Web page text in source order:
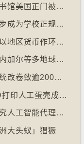
【十万八千里】美加边境跨国图书馆美国正门被禁另开「加拿大」门
【十万八千里】泰国推动电竞逐步成为学校正规课程
【十万八千里】德国巴伐利亚州以地区货币作环保金融工具
【十万八千里】世界杯伊朗、塞内加尔等多地球迷入境美国极有可能被拒绝入境
【十万八千里】印度以新电脑系统改卷致逾200万考生成绩或有出错
【十万八千里】美国科技公司3D打印人工蛋壳成功孵化小鸡
【十万八千里】纽约科技公司研究人工智能代理失控情况
大头蚁」猖獗